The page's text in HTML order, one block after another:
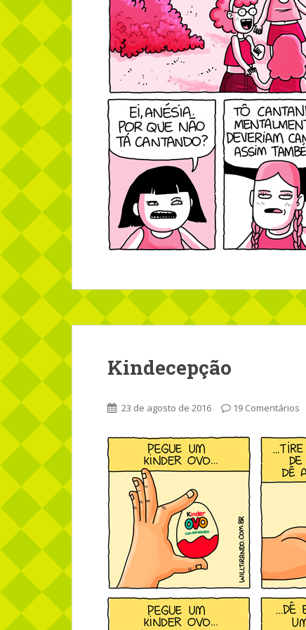
Kindecepção
23 de agosto de 2016 19 Comentários